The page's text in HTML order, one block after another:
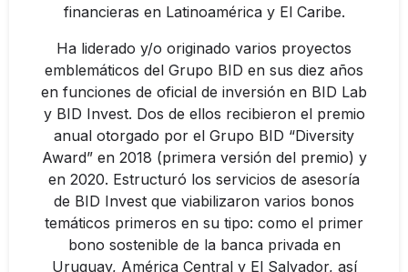
financieras en Latinoamérica y El Caribe.
Ha liderado y/o originado varios proyectos
emblemáticos del Grupo BID en sus diez años
en funciones de oficial de inversión en BID Lab
y BID Invest. Dos de ellos recibieron el premio
anual otorgado por el Grupo BID “Diversity
Award” en 2018 (primera versión del premio) y
en 2020. Estructuró los servicios de asesoría
de BID Invest que viabilizaron varios bonos
temáticos primeros en su tipo: como el primer
bono sostenible de la banca privada en
Uruguay, América Central y El Salvador, así